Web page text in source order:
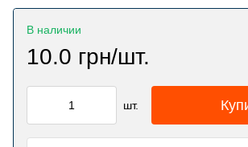
В наличии
10.0 грн/шт.
шт.